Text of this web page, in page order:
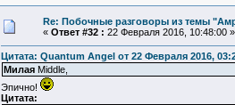
Re: Побочные разговоры из темы
« Ответ #32 : 22 Февраля 2016, 10:48:00 »
Цитата: Quantum Angel от 22 Февраля 2016,
МилаяMiddle,
Эпично!
Цитата: